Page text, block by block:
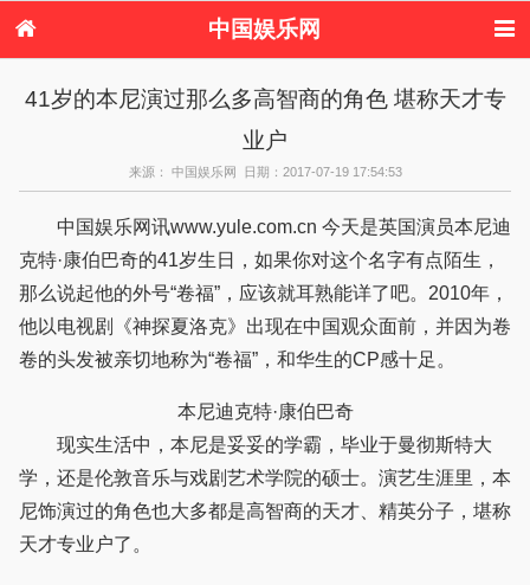
中国娱乐网
电视剧
演唱会 综艺节目
偶像活动
41岁的本尼演过那么多高智商的角色 堪称天才专
业户
来源： 中国娱乐网 日期：2017-07-19 17:54:53
中国娱乐网讯www.yule.com.cn 今天是英国演员本尼迪
克特·康伯巴奇的41岁生日，如果你对这个名字有点陌生，
那么说起他的外号“卷福”，应该就耳熟能详了吧。2010年，
他以电视剧《神探夏洛克》出现在中国观众面前，并因为卷
卷的头发被亲切地称为“卷福”，和华生的CP感十足。
本尼迪克特·康伯巴奇
现实生活中，本尼是妥妥的学霸，毕业于曼彻斯特大
学，还是伦敦音乐与戏剧艺术学院的硕士。演艺生涯里，本
尼饰演过的角色也大多都是高智商的天才、精英分子，堪称
天才专业户了。